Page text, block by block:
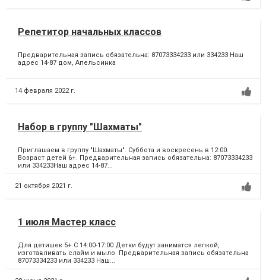
Репетитор начальных классов
Предварительная запись обязательна: 87073334233 или 334233 Наш
адрес 14-87 дом, Апельсинка
14 февраля 2022 г.
Набор в группу "Шахматы"
Приглашаем в группу "Шахматы". Суббота и воскресень в 12:00.
Возраст детей 6+. Предварительная запись обязательна: 87073334233
или 334233Наш адрес 14-87...
21 октября 2021 г.
1 июля Мастер класс
Для детишек 5+ С 14:00-17:00 Детки будут заниматся лепкой,
изготавливать слайм и мыло Предварительная запись обязательна
87073334233 или 334233 Наш...